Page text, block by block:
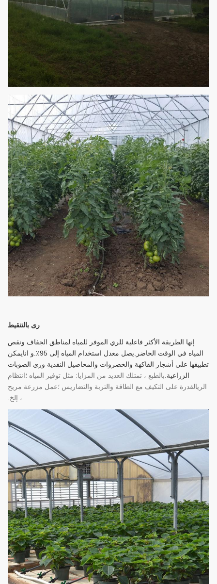
رى بالتنقيط
إنها الطريقة الأكثر فاعلية للري الموفر للمياه لمناطق الجفاف ونقص
المياه في الوقت الحاضر.يصل معدل استخدام المياه إلى 95٪.
و انايمكن
تطبيقها على أشجار الفاكهة والخضروات والمحاصيل النقدية وري الصوبات
الزراعية. بالطبع ، تمتلك العديد من المزايا: مثل توفير المياه ؛انتظام
الريالقدرة على التكيف مع الطاقة والتربة والتضاريس ؛عمل مزرعة مريح
، إلخ.